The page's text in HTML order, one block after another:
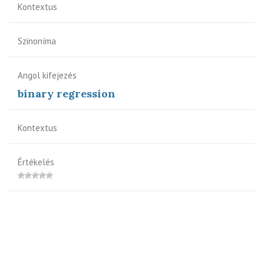
Kontextus
Szinoníma
Angol kifejezés
binary regression
Kontextus
Értékelés